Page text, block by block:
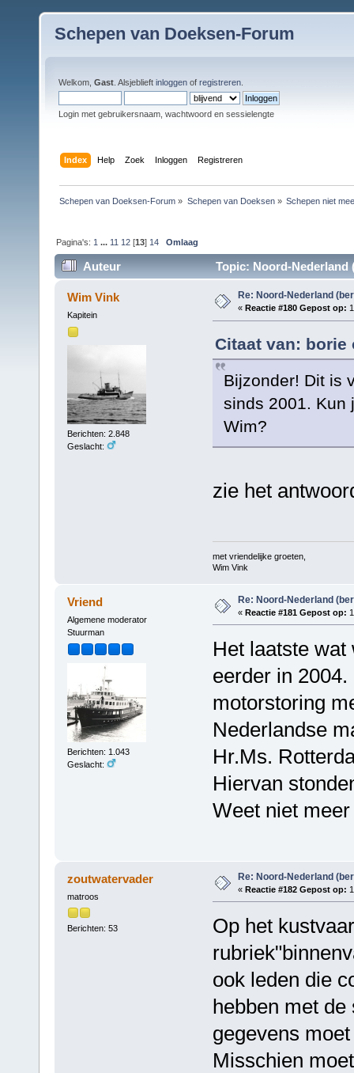
Schepen van Doeksen-Forum
Welkom, Gast . Alsjeblieft inloggen of registreren
Login met gebruikersnaam, wachtwoord en sessielengte
Index Help Zoek Inloggen Registreren
Schepen van Doeksen-Forum » Schepen van Doeksen» Schepen niet
Pagina's: 1 ... 11 12 [13] 14 Omlaag
Auteur Topic: Noord-Nederland
Wim Vink
Kapitein
Berichten: 2.848
Geslacht:
Re: Noord-Nederland
« Reactie #180 Gepost op:
Citaat van: borie
Bijzonder! Dit is
sinds 2001. Kun
Wim?
zie het
met vriendelijke groeten,
Wim Vink
Vriend
Algemene moderator
Stuurman
Berichten: 1.043
Geslacht:
Re: Noord-Nederland
« Reactie #181 Gepost op:
Het laatste
eerder in
motorstoring
Nederlandse
Hr.Ms.
Hiervan
Weet niet
zoutwatervader
matroos
Berichten: 53
Re: Noord-Nederland
« Reactie #182 Gepost op:
Op het
ook leden die
hebben met de
gegevens
Misschien